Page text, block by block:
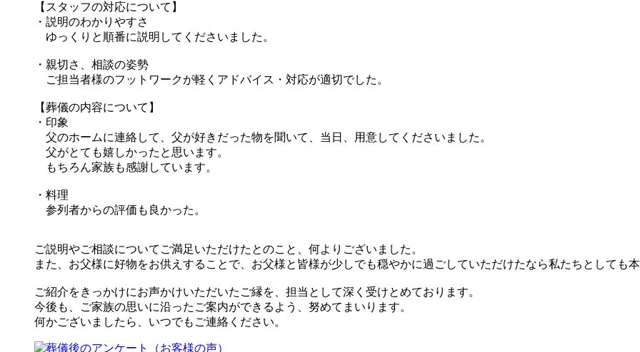
【スタッフの対応について】
・説明のわかりやすさ
ゆっくりと順番に説明してくださいました。
・親切さ、相談の姿勢
ご担当者様のフットワークが軽くアドバイス・対応が適切でした。
【葬儀の内容について】
・印象
父のホームに連絡して、父が好きだった物を聞いて、当日、用意してくださいました。
父がとても嬉しかったと思います。
もちろん家族も感謝しています。
・料理
参列者からの評価も良かった。
ご説明やご相談についてご満足いただけたとのこと、何よりございました。
また、お父様に好物をお供えすることで、お父様と皆様が少しでも穏やかに過ごしていただけたなら私たちとしても
ご紹介をきっかけにお声かけいただいたご縁を、担当として深く受けとめております。
今後も、ご家族の思いに沿ったご案内ができるよう、努めてまいります。
何かございましたら、いつでもご連絡ください。